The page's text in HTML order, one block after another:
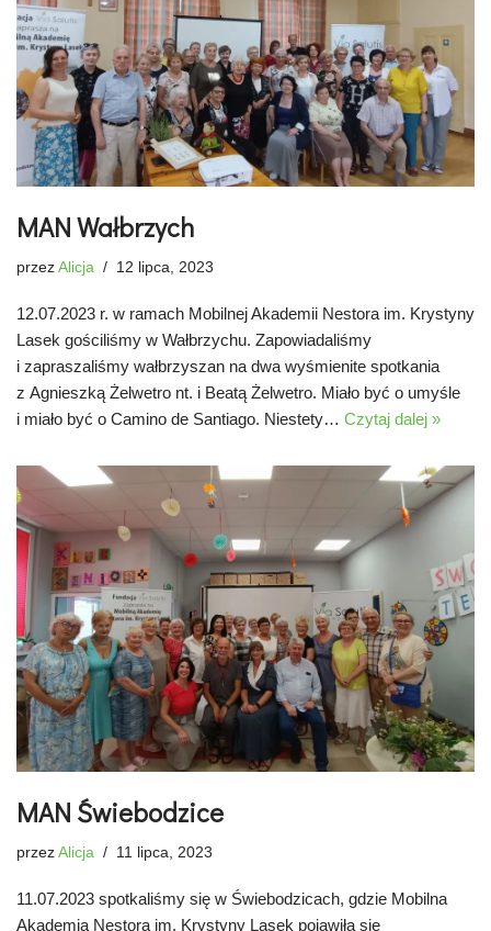
MAN Wałbrzych
przez Alicja 12 lipca, 2023
12.07.2023 r. w ramach Mobilnej Akademii Nestora im. Krystyny
Lasek gościliśmy w Wałbrzychu. Zapowiadaliśmy
i zapraszaliśmy wałbrzyszan na dwa wyśmienite spotkania
z Agnieszką Żelwetro nt. i Beatą Żelwetro. Miało być o umyśle
i miało być o Camino de Santiago. Niestety… Czytaj dalej »
MAN Świebodzice
przez Alicja 11 lipca, 2023
11.07.2023 spotkaliśmy się w Świebodzicach, gdzie Mobilna
Akademia Nestora im. Krystyny Lasek pojawiła się